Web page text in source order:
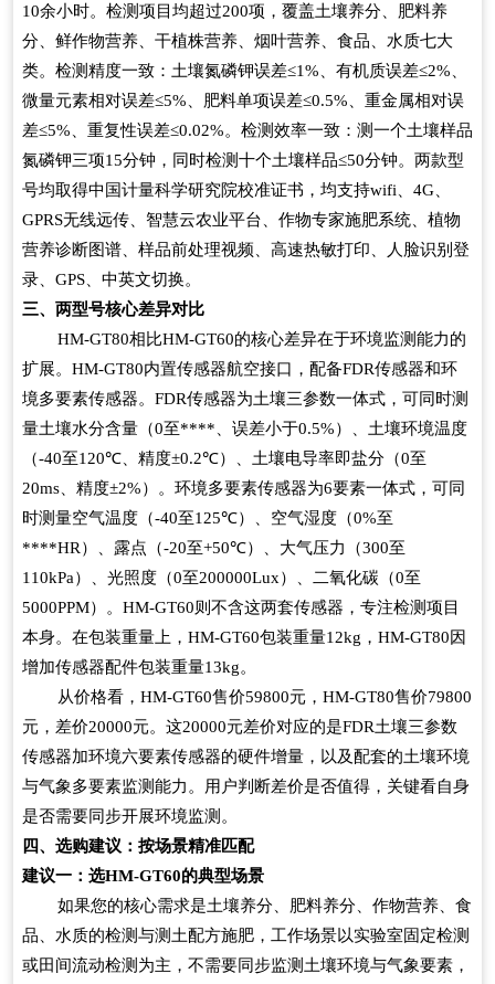
10余小时。检测项目均超过200项，覆盖土壤养分、肥料养
分、鲜作物营养、干植株营养、烟叶营养、食品、水质七大
类。检测精度一致：土壤氮磷钾误差≤1% 、有机质误差≤2%
微量元素相对误差≤5% 、肥料单项误差≤0.5% 、重金属相对误
差≤5% 、重复性误差≤0.02%。检测效率一致：测一个土壤样品
氮磷钾三项15分钟，同时检测十个土壤样品≤50分钟。两款型
号均取得中国计量科学研究院校准证书，均支持wifi 4G
GPRS无线远传、智慧云农业平台、作物专家施肥系统、植物
营养诊断图谱、样品前处理视频、高速热敏打印、人脸识别登
录、 GPS 、中英文切换。
三、两型号核心差异对比
HM-GT80相比HM-GT60的核心差异在于环境监测能力的
扩展。 HM-GT80内置传感器航空接口，配备FDR传感器和环
境多要素传感器。 FDR传感器为土壤三参数一体式，可同时测
量土壤水分含量（0至**** 、误差小于0.5%）、土壤环境温度
（-40至120℃ 、精度±0.2℃）、土壤电导率即盐分（0至
20ms 、精度±2%）。环境多要素传感器为6要素一体式，可同
时测量空气温度（-40至125℃）、空气湿度（0%至
****HR）、露点（-20至+50℃）、大气压力（300至
110kPa）、光照度（0至200000Lux）、二氧化碳（0至
5000PPM）。 HM-GT60则不含这两套传感器，专注检测项目
本身。在包装重量上， HM-GT60包装重量12kg ， HM-GT80因
增加传感器配件包装重量13kg。
从价格看， HM-GT60售价59800元， HM-GT80售价79800
元，差价20000元。这20000元差价对应的是FDR土壤三参数
传感器加环境六要素传感器的硬件增量，以及配套的土壤环境
与气象多要素监测能力。用户判断差价是否值得，关键看自身
是否需要同步开展环境监测。
四、选购建议：按场景精准匹配
建议一：选HM-GT60的典型场景
如果您的核心需求是土壤养分、肥料养分、作物营养、食
品、水质的检测与测土配方施肥，工作场景以实验室固定检测
或田间流动检测为主，不需要同步监测土壤环境与气象要素，